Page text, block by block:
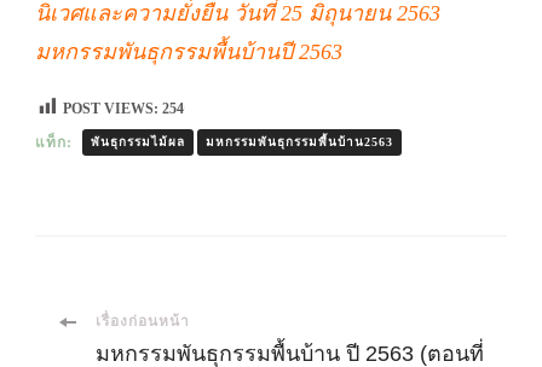
นิเวศและความยั่งยืน วันที่ 25 มิถุนายน 2563
มหกรรมพันธุกรรมพื้นบ้านปี 2563
POST VIEWS: 254
แท็ก:
พันธุกรรมไม้ผล มหกรรมพันธุกรรมพื้นบ้าน2563
เมนูเรื่องก่อนหน้า
มหกรรมพันธุกรรมพื้นบ้าน ปี 2563 (ตอนที่